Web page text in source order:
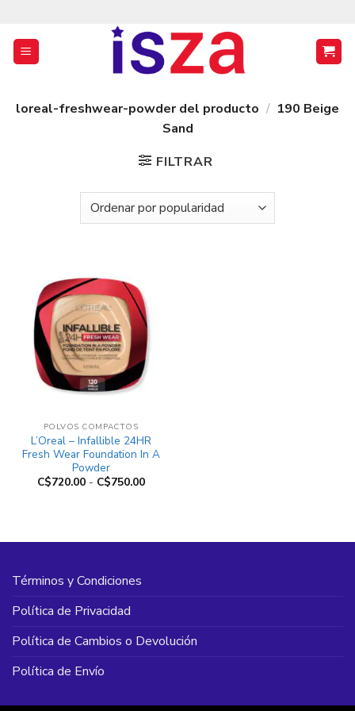
contenido
loreal-freshwear-powder del producto / 190 Beige
Sand
FILTRAR
POLVOS COMPACTOS
L’Oreal – Infallible 24HR
Fresh Wear Foundation In A
Powder
C$720.00 - C$750.00Rango
C$750.00
Términos y Condiciones
Política de Privacidad
Política de Cambios o Devolución
Política de Envío